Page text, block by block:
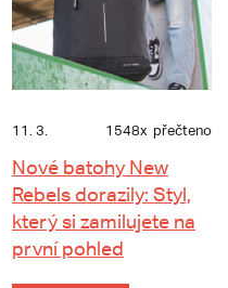
11. 3. 1548x přečteno
Nové batohy New
Rebels dorazily: Styl,
který si zamilujete na
první pohled